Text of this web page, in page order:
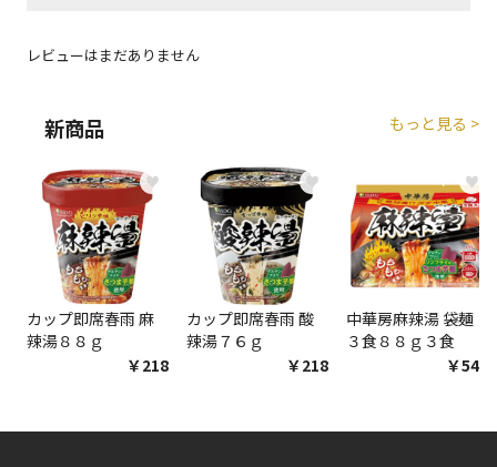
レビューはまだありません
新商品 もっと見る >
♥
カップ即席春雨 麻
辣湯８８ｇ
￥218
♥
カップ即席春雨 酸
辣湯７６ｇ
￥218
♥
中華房麻辣湯 袋麺
３食８８ｇ３食
￥548